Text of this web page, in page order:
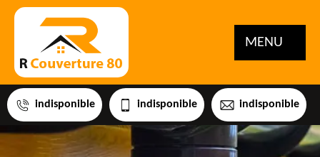
MENU
indisponible indisponible indisponible